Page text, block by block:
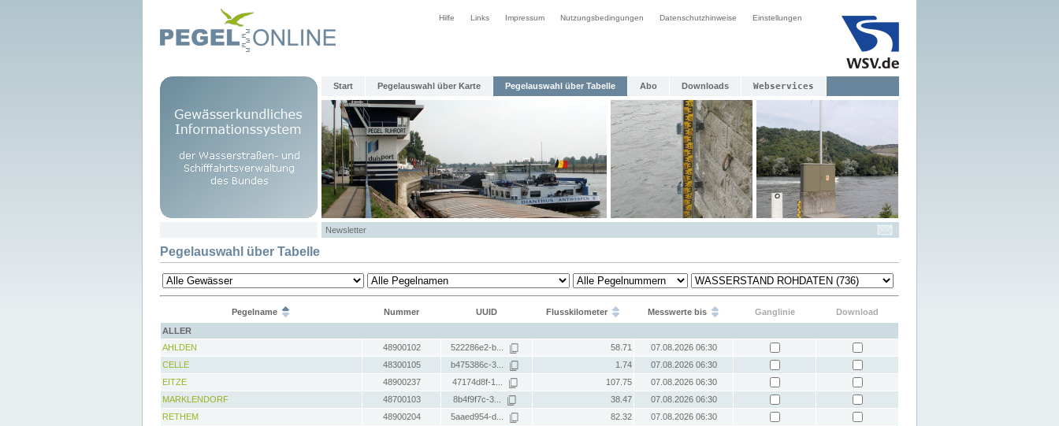
Hilfe Links Impressum Nutzungsbedingungen Datenschutzhinweise Einstellungen
Start Pegelauswahl über Karte Pegelauswahl über Tabelle Abo Downloads Webservices
Newsletter
Pegelauswahl über Tabelle
Pegelname Nummer UUID Flusskilometer Messwerte bis Ganglinie
Download
ALLER
AHLDEN
48900102 522286e2-b... 58.71
07.08.2026 06:30
CELLE
48300105 b475386c-3... 1.74
07.08.2026 06:30
EITZE
48900237 47174d8f-1... 107.75
07.08.2026 06:30
MARKLENDORF
48700103 8b4f9f7c-3... 38.47
07.08.2026 06:30
RETHEM
48900204 5aaed954-d... 82.32
07.08.2026 06:30